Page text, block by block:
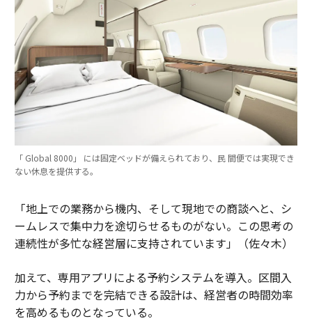
「 Global 8000」 には固定ベッドが備えられており、民 間便では実現でき
ない休息を提供する。
「地上での業務から機内、そして現地での商談へと、シ
ームレスで集中力を途切らせるものがない。この思考の
連続性が多忙な経営層に支持されています」（佐々木）
加えて、専用アプリによる予約システムを導入。区間入
力から予約までを完結できる設計は、経営者の時間効率
を高めるものとなっている。